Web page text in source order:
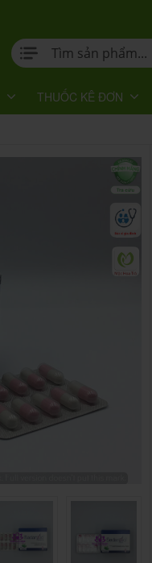
THUỐC KÊ ĐƠN